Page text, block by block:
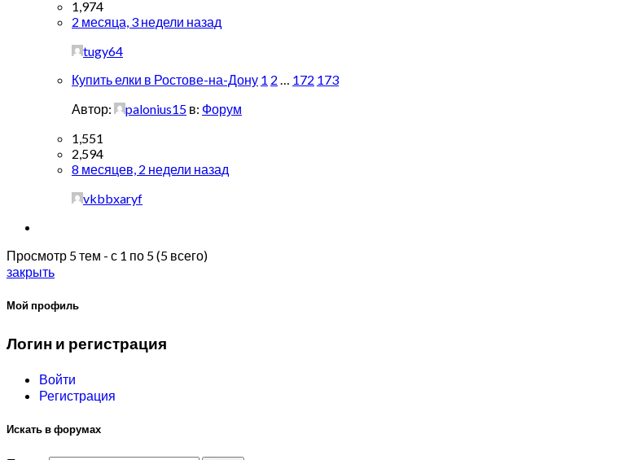
1,974
2 месяца, 3 недели назад
tugy64
Купить елки в Ростове-на-Дону 1 2 … 172 173
Автор:
palonius15 в: Форум
1,551
2,594
8 месяцев, 2 недели назад
vkbbxaryf
Просмотр 5 тем - с 1 по 5 (5 всего)
закрыть
Мой профиль
Логин и регистрация
Войти
Регистрация
Искать в форумах